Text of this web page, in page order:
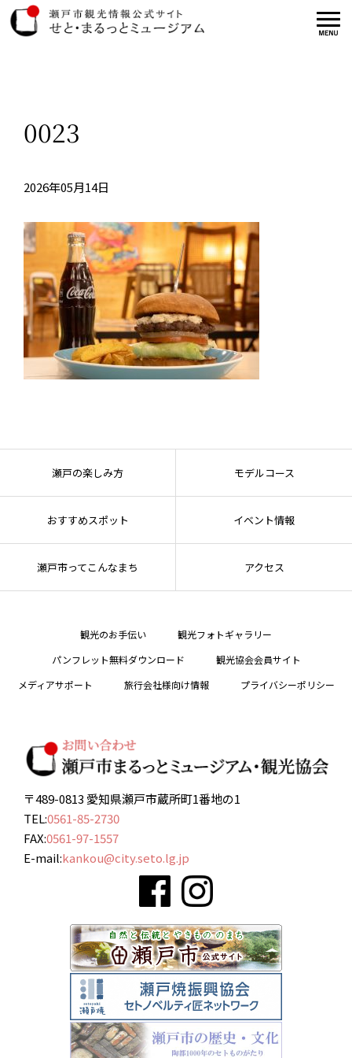
0023
2026年05月14日
瀬戸の楽しみ方 モデルコース
おすすめスポット イベント情報
瀬戸市ってこんなまち アクセス
観光のお手伝い
観光フォトギャラリー
パンフレット無料ダウンロード
観光協会会員サイト
メディアサポート
旅行会社様向け情報 プライバシーポリシー
〒489-0813 愛知県瀬戸市蔵所町1番地の1
TEL:0561-85-2730
FAX:0561-97-1557
E-mail:kankou@city.seto.lg.jp